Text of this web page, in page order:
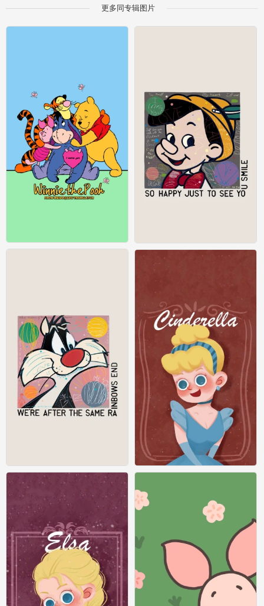
更多同专辑图片
iPhone 壁纸 迪士尼 iPhone 壁纸 迪士尼
iPhone 壁纸 迪士尼 长发公主
iPhone 壁纸 迪士尼
0